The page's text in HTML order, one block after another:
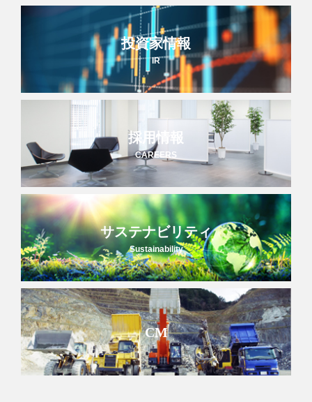
投資家情報
IR
採用情報
CAREERS
サステナビリティ
Sustainability
CM